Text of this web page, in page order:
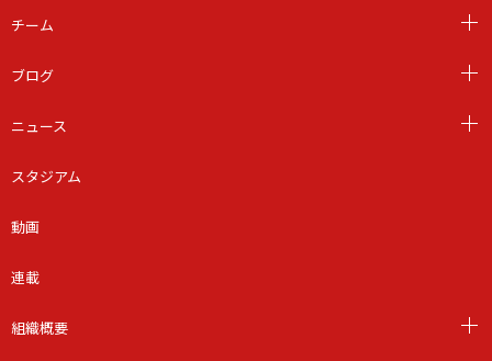
チーム
ブログ
ニュース
スタジアム
動画
連載
組織概要